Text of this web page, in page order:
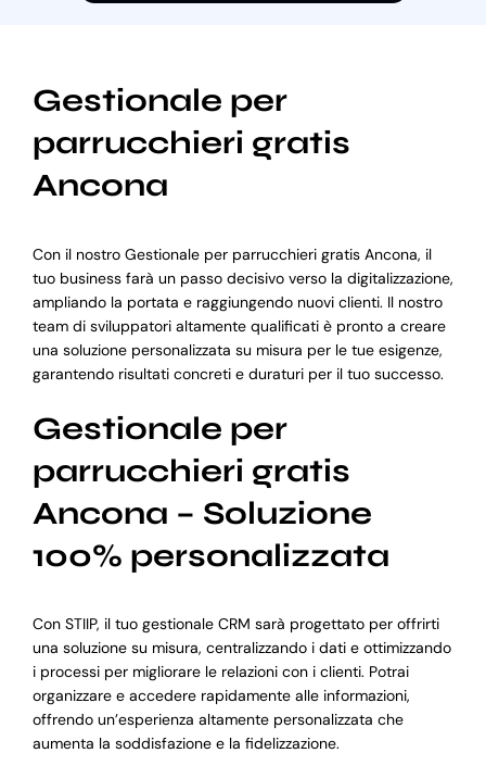
Gestionale per
parrucchieri gratis
Ancona
Con il nostro Gestionale per parrucchieri gratis Ancona, il
tuo business farà un passo decisivo verso la digitalizzazione,
ampliando la portata e raggiungendo nuovi clienti. Il nostro
team di sviluppatori altamente qualificati è pronto a creare
una soluzione personalizzata su misura per le tue esigenze,
garantendo risultati concreti e duraturi per il tuo successo.
Gestionale per
parrucchieri gratis
Ancona – Soluzione
100% personalizzata
Con STIIP, il tuo gestionale CRM sarà progettato per offrirti
una soluzione su misura, centralizzando i dati e ottimizzando
i processi per migliorare le relazioni con i clienti. Potrai
organizzare e accedere rapidamente alle informazioni,
offrendo un’esperienza altamente personalizzata che
aumenta la soddisfazione e la fidelizzazione.